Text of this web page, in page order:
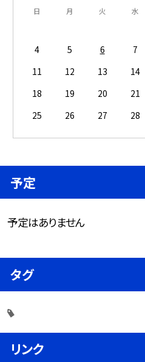
日 月 火 水
4
5 6 7
11
12 13 14
18
19 20 21
25
26 27 28
予定
予定はありません
タグ
リンク